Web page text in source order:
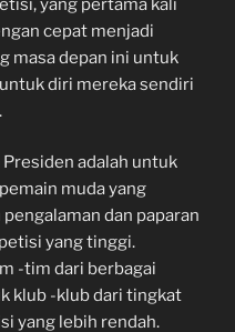
cepat menjadi
masa depan ini untuk
diri mereka sendiri
adalah untuk
muda yang
dan paparan
yang tinggi.
-tim dari berbagai
klub -klub dari tingkat
yang lebih rendah.